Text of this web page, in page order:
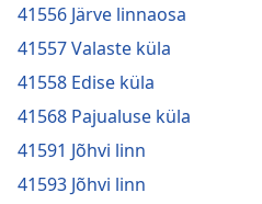
41556 Järve linnaosa
41557 Valaste küla
41558 Edise küla
41568 Pajualuse küla
41591 Jõhvi linn
41593 Jõhvi linn